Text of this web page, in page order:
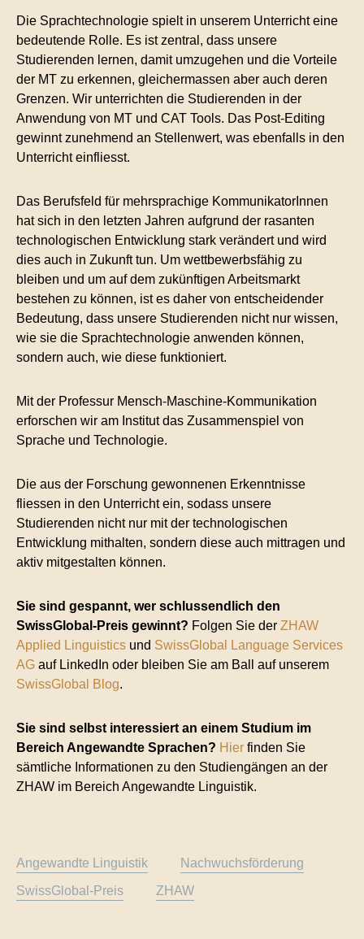
Die Sprachtechnologie spielt in unserem Unterricht eine
bedeutende Rolle. Es ist zentral, dass unsere
Studierenden lernen, damit umzugehen und die Vorteile
der MT zu erkennen, gleichermassen aber auch deren
Grenzen. Wir unterrichten die Studierenden in der
Anwendung von MT und CAT Tools. Das Post-Editing
gewinnt zunehmend an Stellenwert, was ebenfalls in den
Unterricht einfliesst.
Das Berufsfeld für mehrsprachige KommunikatorInnen
hat sich in den letzten Jahren aufgrund der rasanten
technologischen Entwicklung stark verändert und wird
dies auch in Zukunft tun. Um wettbewerbsfähig zu
bleiben und um auf dem zukünftigen Arbeitsmarkt
bestehen zu können, ist es daher von entscheidender
Bedeutung, dass unsere Studierenden nicht nur wissen,
wie sie die Sprachtechnologie anwenden können,
sondern auch, wie diese funktioniert.
Mit der Professur Mensch-Maschine-Kommunikation
erforschen wir am Institut das Zusammenspiel von
Sprache und Technologie.
Die aus der Forschung gewonnenen Erkenntnisse
fliessen in den Unterricht ein, sodass unsere
Studierenden nicht nur mit der technologischen
Entwicklung mithalten, sondern diese auch mittragen und
aktiv mitgestalten können.
Sie sind gespannt, wer schlussendlich den
SwissGlobal-Preis gewinnt? Folgen Sie der ZHAW
Applied Linguistics und SwissGlobal Language Services
AG auf LinkedIn oder bleiben Sie am Ball auf unserem
SwissGlobal Blog.
Sie sind selbst interessiert an einem Studium im
Bereich Angewandte Sprachen? Hier finden Sie
sämtliche Informationen zu den Studiengängen an der
ZHAW im Bereich Angewandte Linguistik.
Angewandte Linguistik
Nachwuchsförderung
SwissGlobal-Preis
ZHAW